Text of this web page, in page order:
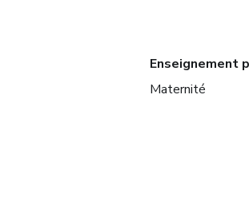
Enseignement
Maternité